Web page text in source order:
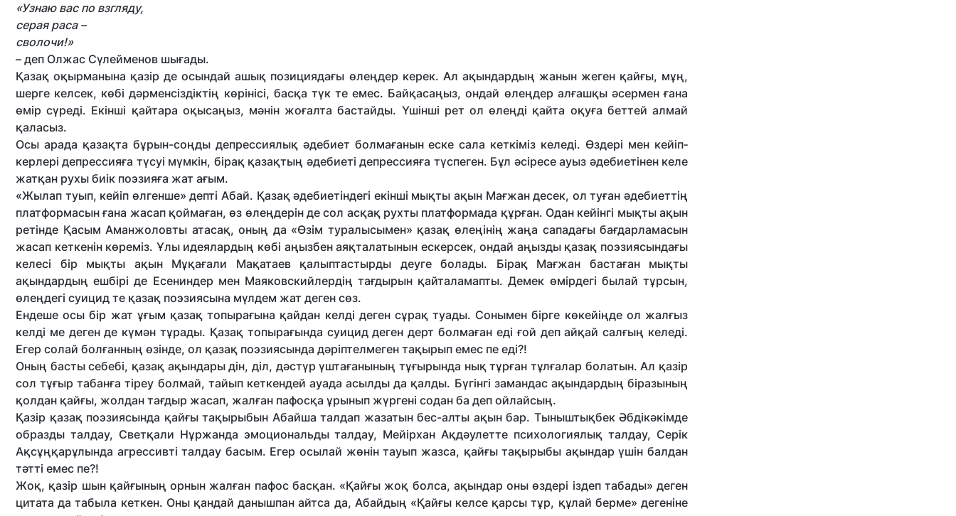
«Узнаю вас по взгляду,
серая раса –
сволочи!»
– деп Олжас Сүлейменов шығады.
Қазақ оқырманына қазір де осындай ашық позициядағы өлеңдер керек. Ал ақындардың жанын жеген қайғы, мұң,
шерге келсек, көбі дәрменсіздіктің көрінісі, басқа түк те емес. Байқасаңыз, ондай өлеңдер алғашқы әсермен ғана
өмір сүреді. Екінші қайтара оқысаңыз, мәнін жоғалта бастайды. Үшінші рет ол өлеңді қайта оқуға беттей алмай
қаласыз.
Осы арада қазақта бұрын-соңды депрессиялық әдебиет болмағанын еске сала кеткіміз келеді. Өздері мен кейіп­
керлері депрессияға түсуі мүмкін, бірақ қазақтың әдебиеті депрессияға түспеген. Бұл әсіресе ауыз әдебиетінен келе
жатқан рухы биік поэзияға жат ағым.
«Жылап туып, кейіп өлгенше» депті Абай. Қазақ әдебиетіндегі екінші мықты ақын Мағжан десек, ол туған әдебиеттің
платформасын ғана жасап қоймаған, өз өлеңдерін де сол асқақ рухты платформада құрған. Одан кейінгі мықты ақын
ретінде Қасым Аманжоловты атасақ, оның да «Өзім туралысымен» қазақ өлеңінің жаңа сападағы бағдарламасын
жасап кеткенін көреміз. Ұлы идеялардың көбі аңызбен аяқталатынын ескерсек, ондай аңызды қазақ поэзиясындағы
келесі бір мықты ақын Мұқағали Мақатаев қалыптастырды деуге болады. Бірақ Мағжан бастаған мықты
ақындардың ешбірі де Есениндер мен Маяковскийлердің тағдырын қайта­ламапты. Демек өмірдегі былай тұрсын,
өлеңдегі суицид те қазақ поэзиясына мүлдем жат деген сөз.
Ендеше осы бір жат ұғым қазақ топы­рағына қайдан келді деген сұрақ туады. Сонымен бірге көкейіңде ол жалғыз
келді ме деген де күмән тұрады. Қазақ топырағында суицид деген дерт болмаған еді ғой деп айқай салғың келеді.
Егер солай болғанның өзінде, ол қазақ поэзия­сында дәріптелмеген тақырып емес пе еді?!
Оның басты себебі, қазақ ақындары дін, діл, дәстүр үштағанының тұғырында нық тұрған тұлғалар болатын. Ал қазір
сол тұғыр табанға тіреу болмай, тайып кеткендей ауада асылды да қалды. Бүгінгі замандас ақындардың біразының
қолдан қайғы, жолдан тағдыр жасап, жалған пафосқа ұрынып жүргені содан ба деп ойлайсың.
Қазір қазақ поэзиясында қайғы тақырыбын Абайша талдап жазатын бес-алты ақын бар. Тыныштықбек Әбді­кәкімде
образды талдау, Светқали Нұр­жанда эмоциональды талдау, Мейірхан Ақдәулетте психологиялық талдау, Серік
Ақсұңқарұлында агрессивті талдау басым. Егер осылай жөнін тауып жазса, қайғы тақырыбы ақындар үшін балдан
тәтті емес пе?!
Жоқ, қазір шын қайғының орнын жалған пафос басқан. «Қайғы жоқ болса, ақындар оны өздері іздеп табады» деген
цитата да табыла кеткен. Оны қандай даныш­пан айтса да, Абайдың «Қайғы келсе қарсы тұр, құлай берме» дегеніне